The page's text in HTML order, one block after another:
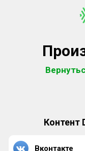
Контент
Вконтакте